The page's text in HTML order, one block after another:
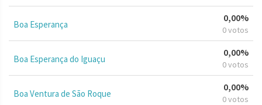
Boa Esperança
0,00%
0 votos
Boa Esperança do Iguaçu
0,00%
0 votos
Boa Ventura de São Roque
0,00%
0 votos